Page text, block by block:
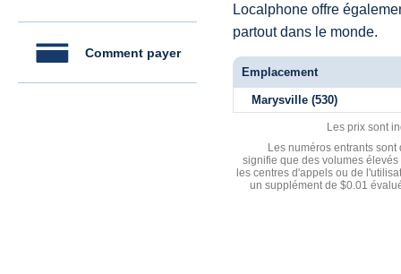
Comment payer
Localphone offre
partout dans le monde.
Emplacement
Marysville (530)
Les prix sont
Les numéros entrants
signifie que des volumes
les centres d'appels ou de
un supplément de $0.01